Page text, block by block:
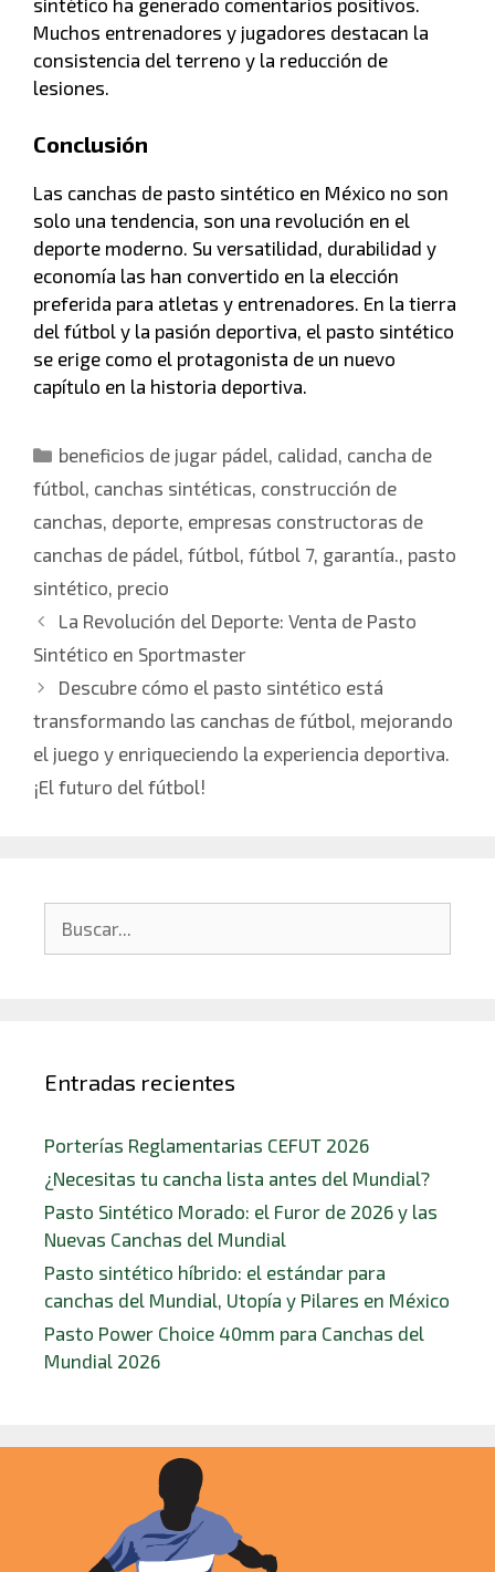
sintético ha generado comentarios positivos.
Muchos entrenadores y jugadores destacan la
consistencia del terreno y la reducción de
lesiones.
Conclusión
Las canchas de pasto sintético en México no son
solo una tendencia, son una revolución en el
deporte moderno. Su versatilidad, durabilidad y
economía las han convertido en la elección
preferida para atletas y entrenadores. En la tierra
del fútbol y la pasión deportiva, el pasto sintético
se erige como el protagonista de un nuevo
capítulo en la historia deportiva.
beneficios de jugar pádel calidad cancha de
fútbol canchas sintéticas construcción de
canchas deporte empresas constructoras de
canchas de pádel fútbol fútbol 7, garantía.
pasto
sintético precio
La Revolución del Deporte: Venta de Pasto
Sintético en Sportmaster
Descubre cómo el pasto sintético está
transformando las canchas de fútbol, mejorando
el juego y enriqueciendo la experiencia deportiva.
¡El futuro del fútbol!
Entradas recientes
Porterías Reglamentarias CEFUT 2026
¿Necesitas tu cancha lista antes del Mundial?
Pasto Sintético Morado: el Furor de 2026 y las
Nuevas Canchas del Mundial
Pasto sintético híbrido: el estándar para
canchas del Mundial, Utopía y Pilares en México
Pasto Power Choice 40mm para Canchas del
Mundial 2026